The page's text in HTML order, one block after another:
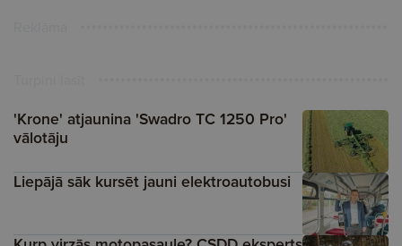
'Krone' atjaunina 'Swadro TC 1250 Pro'
vālotāju
Liepājā sāk kursēt jauni elektroautobusi